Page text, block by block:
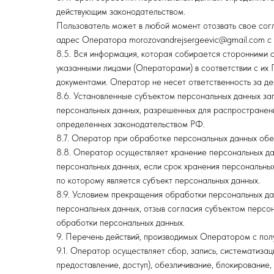
действующим законодательством.
Пользователь может в любой момент отозвать свое
адрес Оператора morozovandrejsergeevic@gmail.com
8.5. Вся информация, которая собирается сторонними
указанными лицами (Операторами) в соответствии с
документами. Оператор не несет ответственность за
8.6. Установленные субъектом персональных данных
персональных данных, разрешенных для
определенных законодательством РФ.
8.7. Оператор при обработке персональных данных
8.8. Оператор осуществляет хранение персональных
персональных данных, если срок хранения
по которому является субъект персональных данных.
8.9. Условием прекращения обработки персональных
персональных данных, отзыв согласия субъектом
обработки персональных данных.
9. Перечень действий, производимых Оператором с
9.1. Оператор осуществляет сбор, запись,
предоставление, доступ), обезличивание,